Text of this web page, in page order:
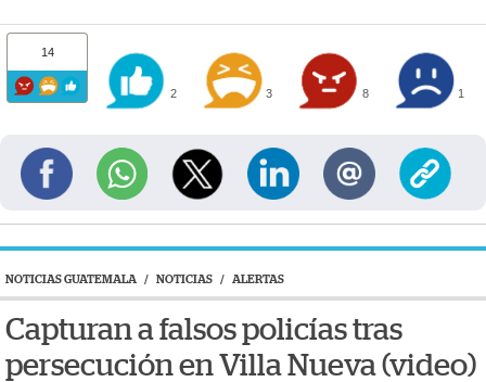
14
2 3 8 1
NOTICIAS GUATEMALA / NOTICIAS / ALERTAS
Capturan a falsos policías tras
persecución en Villa Nueva (video)